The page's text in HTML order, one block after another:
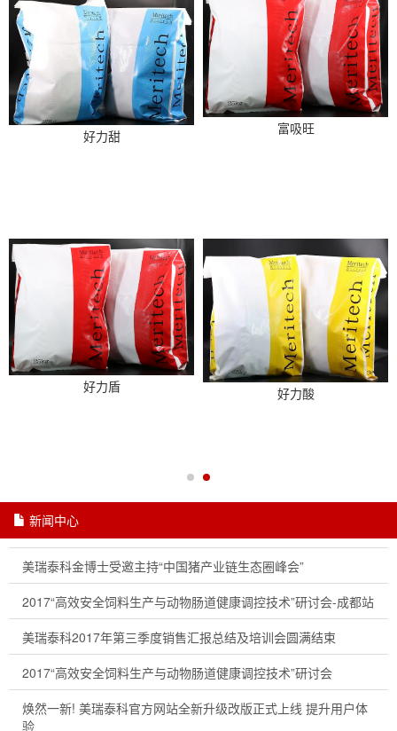
好力甜
好力盾
富吸旺
好力酸
新闻中心
美瑞泰科金博士受邀主持“中国猪产业链生态圈峰会”
2017“高效安全饲料生产与动物肠道健康调控技术”研讨会-成都站
美瑞泰科2017年第三季度销售汇报总结及培训会圆满结束
2017“高效安全饲料生产与动物肠道健康调控技术”研讨会
焕然一新! 美瑞泰科官方网站全新升级改版正式上线 提升用户体
验